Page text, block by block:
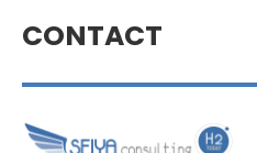
CONTACT